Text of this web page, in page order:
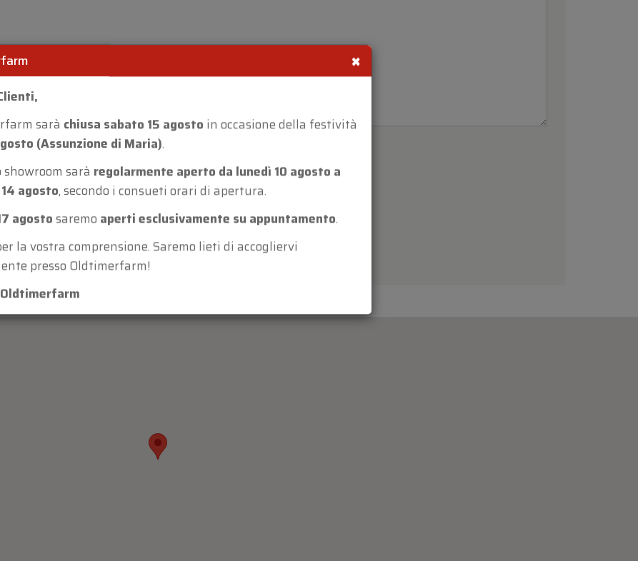
×
sarà chiusa sabato 15 agosto in occasione della festività
(Assunzione di Maria).
sarà regolarmente aperto da lunedì 10 agosto a
agosto, secondo i consueti orari di apertura.
agosto saremo aperti esclusivamente su appuntamento.
la vostra comprensione. Saremo lieti di accogliervi
presso Oldtimerfarm!